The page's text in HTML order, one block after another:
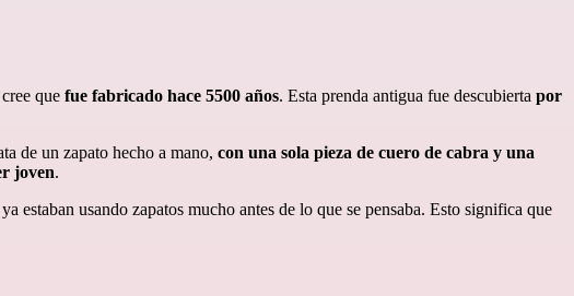
que fue fabricado hace 5500 años. Esta prenda antigua fue descubierta por
de un zapato hecho a mano, con una sola pieza de cuero de cabra y una
joven.
estaban usando zapatos mucho antes de lo que se pensaba. Esto significa que